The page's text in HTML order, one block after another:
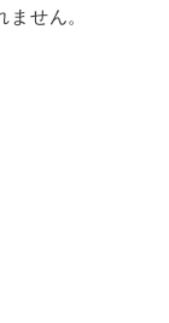
せん。